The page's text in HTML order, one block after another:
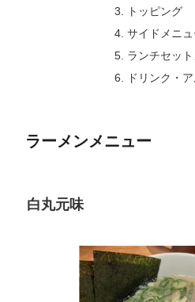
トッピング
サイドメニュ
ランチセッ
ドリンク・
ラーメンメニュー
白丸元味